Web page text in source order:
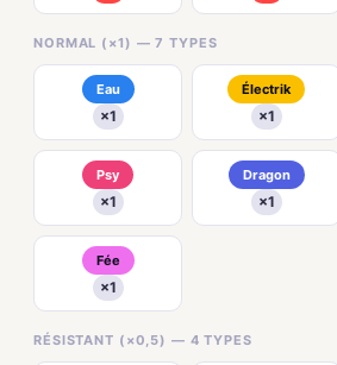
NORMAL (×1) — 7 TYPES
Eau
×1
Électrik
×1
Psy
×1
Dragon
×1
Fée
×1
RÉSISTANT (×0,5) — 4 TYPES